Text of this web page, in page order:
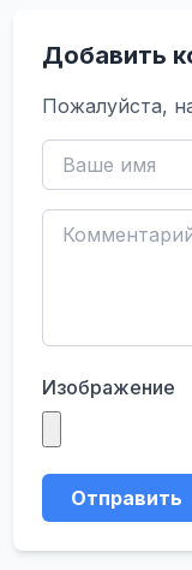
Добавить
Пожалуйста,
Изображение
Отправить